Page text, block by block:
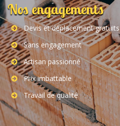
Nos engagements
Devis et déplacement gratuits
Sans engagement
Artisan passionné
Prix imbattable
Travail de qualité